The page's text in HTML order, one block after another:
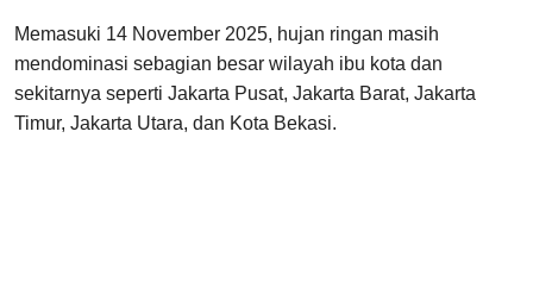
Memasuki 14 November 2025, hujan ringan masih
mendominasi sebagian besar wilayah ibu kota dan
sekitarnya seperti Jakarta Pusat, Jakarta Barat, Jakarta
Timur, Jakarta Utara, dan Kota Bekasi.